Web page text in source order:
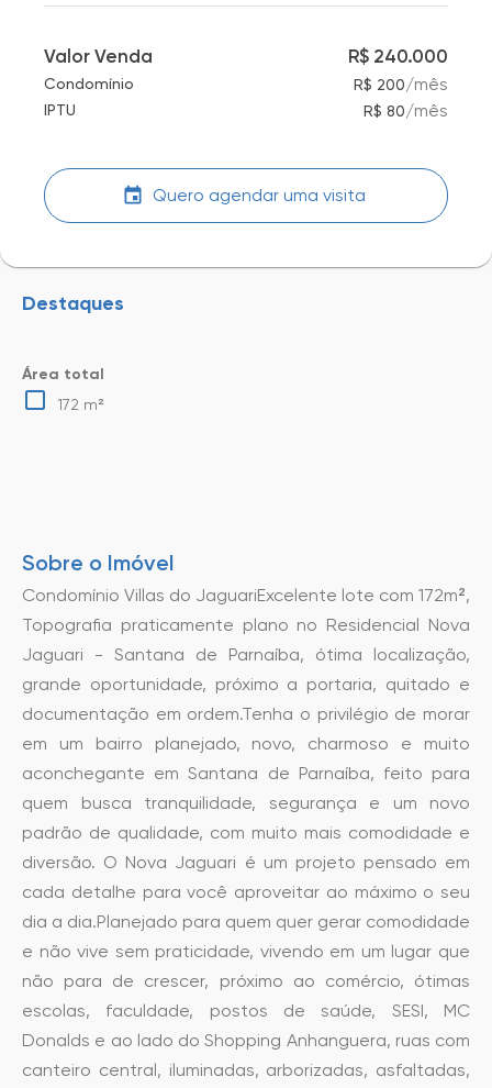
Valor Venda R$ 240.000
Condomínio R$ 200/mês
IPTU R$ 80/mês
Quero agendar uma visita
Destaques
Área total
172 m²
Sobre o Imóvel
Condomínio Villas do JaguariExcelente lote com 172m²,
Topografia praticamente plano no Residencial Nova
Jaguari - Santana de Parnaíba, ótima localização,
grande oportunidade, próximo a portaria, quitado e
documentação em ordem.Tenha o privilégio de morar
em um bairro planejado, novo, charmoso e muito
aconchegante em Santana de Parnaíba, feito para
quem busca tranquilidade, segurança e um novo
padrão de qualidade, com muito mais comodidade e
diversão. O Nova Jaguari é um projeto pensado em
cada detalhe para você aproveitar ao máximo o seu
dia a dia.Planejado para quem quer gerar comodidade
e não vive sem praticidade, vivendo em um lugar que
não para de crescer, próximo ao comércio, ótimas
escolas, faculdade, postos de saúde, SESI, MC
Donalds e ao lado do Shopping Anhanguera, ruas com
canteiro central, iluminadas, arborizadas, asfaltadas,